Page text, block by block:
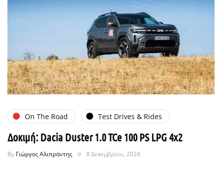
On The Road Test Drives & Rides
Δοκιμή: Dacia Duster 1.0 TCe 100 PS LPG 4x2
By Γιώργος Αλιπράντης 8 Δεκεμβρίου, 2024